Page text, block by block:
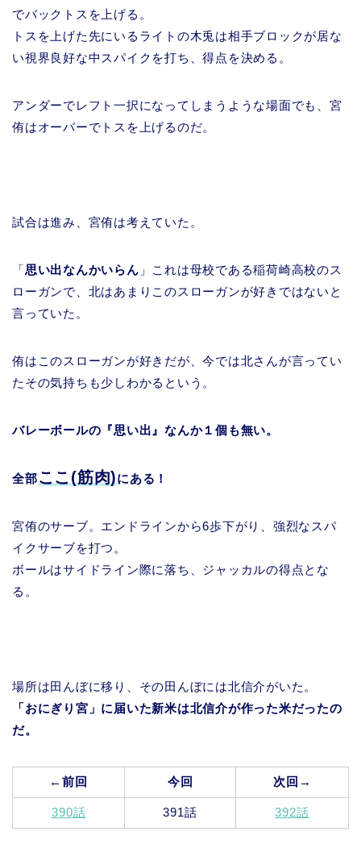
でバックトスを上げる。
トスを上げた先にいるライトの木兎は相手ブロックが居な
い視界良好な中スパイクを打ち、得点を決める。
アンダーでレフト一択になってしまうような場面でも、宮
侑はオーバーでトスを上げるのだ。
試合は進み、宮侑は考えていた。
「思い出なんかいらん 」これは母校である稲荷崎高校のス
ローガンで、北はあまりこのスローガンが好きではないと
言っていた。
侑はこのスローガンが好きだが、今では北さんが言ってい
たその気持ちも少しわかるという。
バレーボールの『思い出』なんか１個も無い。
全部ここ(筋肉)にある！
宮侑のサーブ。エンドラインから6歩下がり、強烈なスパ
イクサーブを打つ。
ボールはサイドライン際に落ち、ジャッカルの得点とな
る。
場所は田んぼに移り、その田んぼには北信介がいた。
「おにぎり宮」に届いた新米は北信介が作った米だったの
だ。
←前回 今回 次回→
390話 391話 392話